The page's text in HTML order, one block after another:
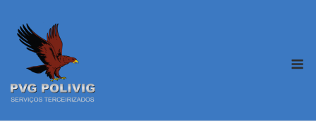
content